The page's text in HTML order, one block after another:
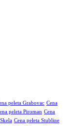
peleta Grabovac Cena
peleta Piroman Cena
Cena peleta Stubline